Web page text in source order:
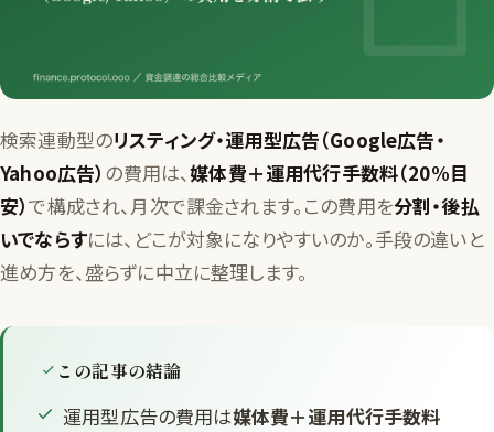
検索連動型のリスティング・運用型広告（Google広告・
Yahoo広告） の費用は、媒体費＋運用代行手数料（20%目
安）で構成され、月次で課金されます。この費用を分割・後払
いでならすには、どこが対象になりやすいのか。手段の違いと
進め方を、盛らずに中立に整理します。
この記事の結論
運用型広告の費用は媒体費＋運用代行手数料